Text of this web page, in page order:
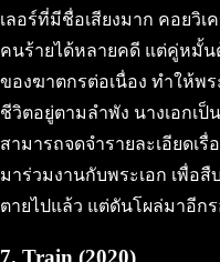
เลอร์ที่มีชื่อเสียงมาก คอยวิ
คนร้ายได้หลายคดี แต่คู่หมั้น
ของฆาตกรต่อเนื่อง ทำให้พร
ชีวิตอยู่ตามลำพัง นางเอกเ
สามารถจดจำรายละเอียดเรื่
มาร่วมงานกับพระเอก เพื่อ
ตายไปแล้ว แต่ดันโผล่มาอีก